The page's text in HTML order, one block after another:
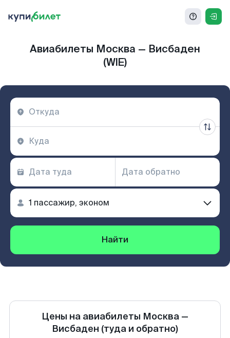
Авиабилеты Москва — Висбаден
(WIE)
Найти
Цены на авиабилеты Москва —
Висбаден (туда и обратно)